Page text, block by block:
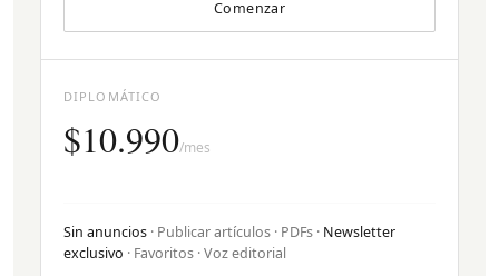
Comenzar
DIPLOMÁTICO
$10.990/mes
Sin anuncios · Publicar artículos · PDFs · Newsletter
exclusivo · Favoritos · Voz editorial